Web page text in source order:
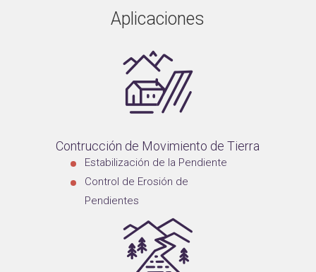
Aplicaciones
Contrucción de Movimiento de Tierra
Estabilización de la Pendiente
Control de Erosión de
Pendientes